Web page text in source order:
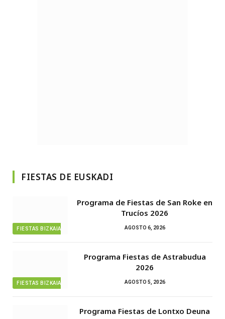
FIESTAS DE EUSKADI
FIESTAS BIZKAIA
Programa de Fiestas de San Roke en
Trucíos 2026
AGOSTO 6, 2026
FIESTAS BIZKAIA
Programa Fiestas de Astrabudua
2026
AGOSTO 5, 2026
Programa Fiestas de Lontxo Deuna